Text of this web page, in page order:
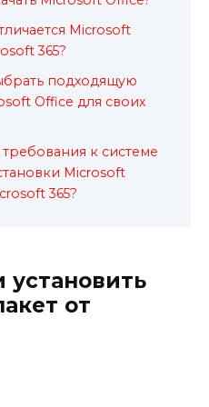
Microsoft
365?
подходящую
Office для своих
требования к системе
Microsoft
365?
установить
от